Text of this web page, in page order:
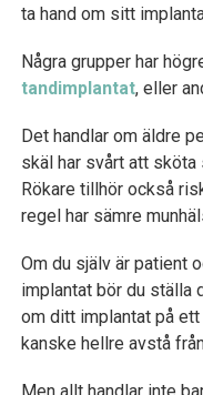
ta hand om sitt
Några grupper har
tandimplantat, eller
Det handlar om äldre
skäl har svårt att
Rökare tillhör också
regel har sämre
Om du själv är patient
implantat bör du ställa
om ditt implantat på
kanske hellre avstå
Men allt handlar inte